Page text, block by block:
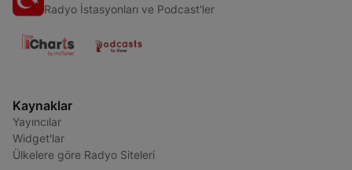
Radyo İstasyonları ve Podcast'ler
Kaynaklar
Yayıncılar
Widget'lar
Ülkelere göre Radyo Siteleri